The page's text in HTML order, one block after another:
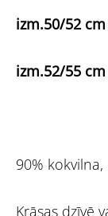
izm.50/52
izm.52/55
90%
Krāsas dzīvē